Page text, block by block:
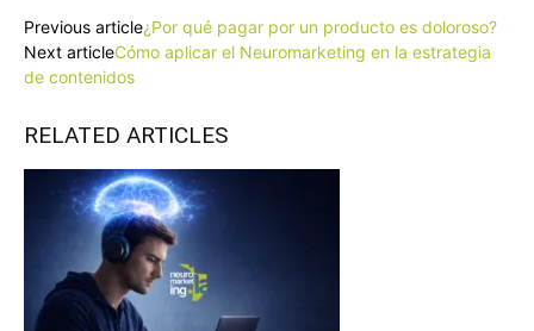
Previous article¿Por qué pagar por un producto es doloroso?
Next articleCómo aplicar el Neuromarketing en la estrategia
de contenidos
RELATED ARTICLES